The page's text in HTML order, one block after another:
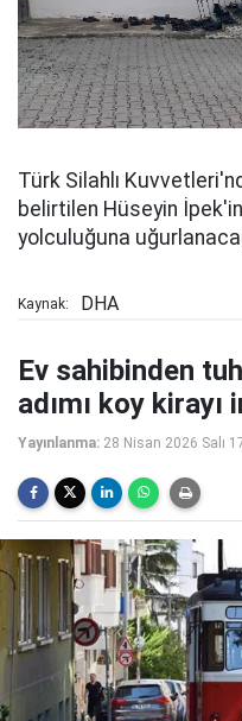
Türk Silahlı
belirtilen Hüseyin
yolculuğuna
Kaynak: DHA
Ev sahibinden
adımı koy kirayı
Yayınlanma: 28 Nisan 2026 Salı